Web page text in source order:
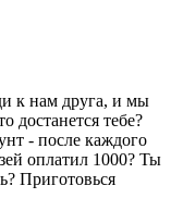
к нам друга, и мы
достанется тебе?
- после каждого
оплатил 1000? Ты
Приготовься